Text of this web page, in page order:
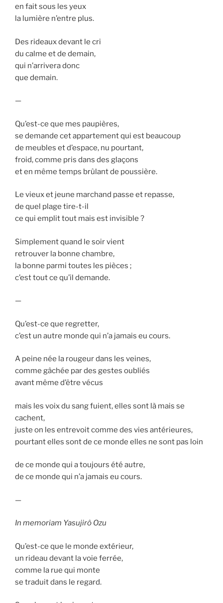
en fait sous les yeux
la lumière n’entre plus.
Des rideaux devant le cri
du calme et de demain,
qui n’arrivera donc
que demain.
—
Qu’est-ce que mes paupières,
se demande cet appartement qui est beaucoup
de meubles et d’espace, nu pourtant,
froid, comme pris dans des glaçons
et en même temps brûlant de poussière.
Le vieux et jeune marchand passe et repasse,
de quel plage tire-t-il
ce qui emplit tout mais est invisible ?
Simplement quand le soir vient
retrouver la bonne chambre,
la bonne parmi toutes les pièces ;
c’est tout ce qu’il demande.
—
Qu’est-ce que regretter,
c’est un autre monde qui n’a jamais eu cours.
A peine née la rougeur dans les veines,
comme gâchée par des gestes oubliés
avant même d’être vécus
mais les voix du sang fuient, elles sont là mais se
cachent,
juste on les entrevoit comme des vies antérieures,
pourtant elles sont de ce monde elles ne sont pas loin
de ce monde qui a toujours été autre,
de ce monde qui n’a jamais eu cours.
—
In memoriam Yasujirô Ozu
Qu’est-ce que le monde extérieur,
un rideau devant la voie ferrée,
comme la rue qui monte
se traduit dans le regard.